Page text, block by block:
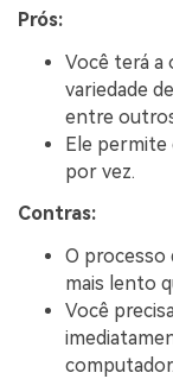
Prós:
Você terá a
variedade
entre
Ele permite
por vez.
Contras:
O processo
mais lento
Você
computador.